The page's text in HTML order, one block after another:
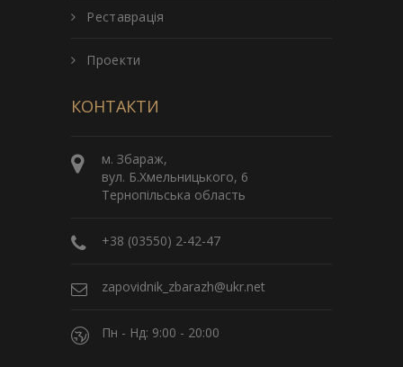
Реставрація
Проекти
КОНТАКТИ
м. Збараж,
вул. Б.Хмельницького, 6
Тернопільська область
+38 (03550) 2-42-47
zapovidnik_zbarazh@ukr.net
Пн - Нд: 9:00 - 20:00